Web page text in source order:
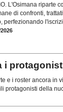
L'Osimana riparte
di confronti,
perfezionando
i
e i roster ancora in
protagonisti della